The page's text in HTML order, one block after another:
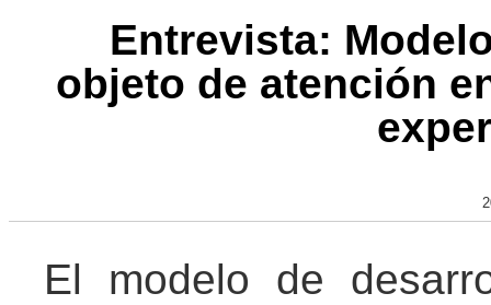
Entrevista:
objeto de atención
El modelo de